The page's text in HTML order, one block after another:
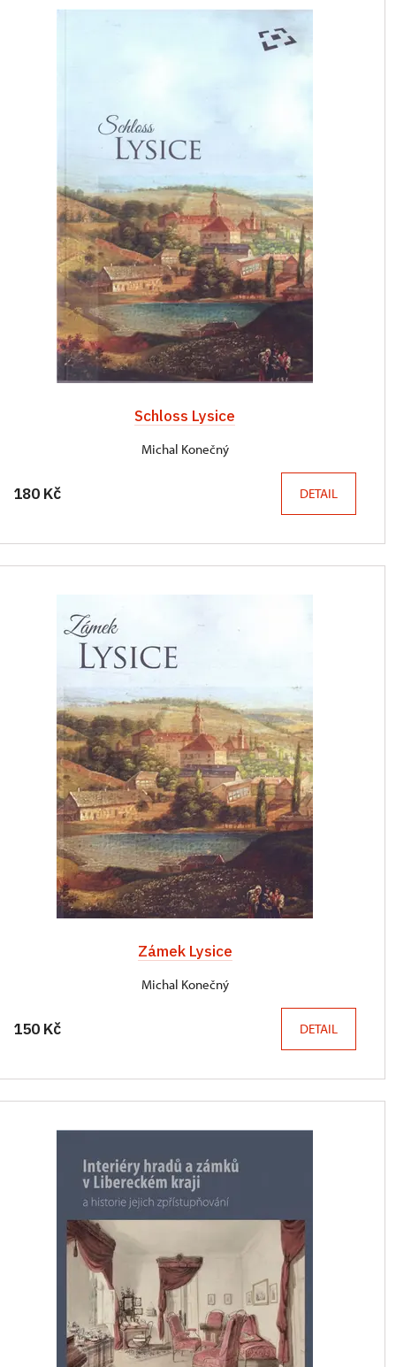
Schloss Lysice
Michal Konečný
180 Kč DETAIL
Zámek Lysice
Michal Konečný
150 Kč DETAIL